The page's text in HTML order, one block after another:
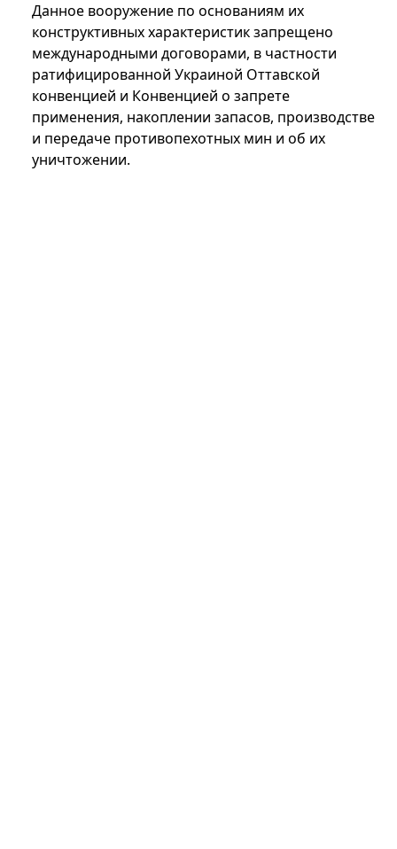
Данное вооружение по основаниям их
конструктивных характеристик запрещено
международными договорами, в частности
ратифицированной Украиной Оттавской
конвенцией и Конвенцией о запрете
применения, накоплении запасов, производстве
и передаче противопехотных мин и об их
уничтожении.